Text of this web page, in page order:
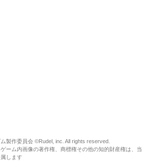
製作委員会 ©Rudel, inc. All rights reserved.
ーム内画像の著作権、商標権その他の知的財産権は、当
します